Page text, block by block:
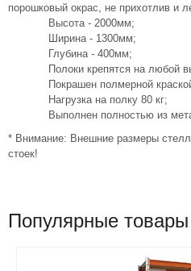
порошковый окрас, не прихотлив и
Высота - 2000мм;
Ширина - 1300мм;
Глубина - 400мм;
Полоки крепятся на любой
Покрашен полмерной
Нагрузка на полку 80 кг;
Выполнен полностью из
* Внимание: Внешние размеры
стоек!
Популярные товары